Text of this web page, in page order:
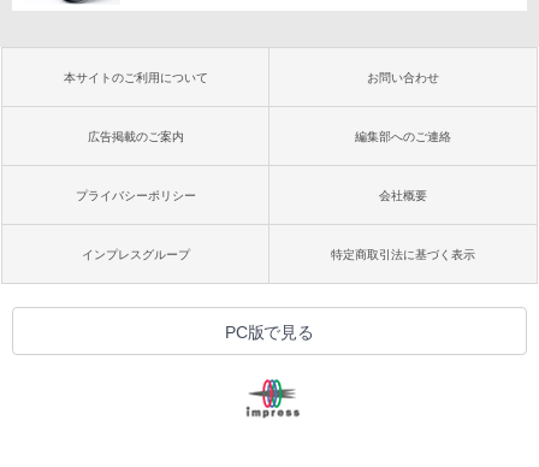
本サイトのご利用について お問い合わせ
広告掲載のご案内 編集部へのご連絡
プライバシーポリシー 会社概要
インプレスグループ 特定商取引法に基づく表示
PC版で見る